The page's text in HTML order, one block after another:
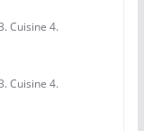
Cuisine 4.
Cuisine 4.